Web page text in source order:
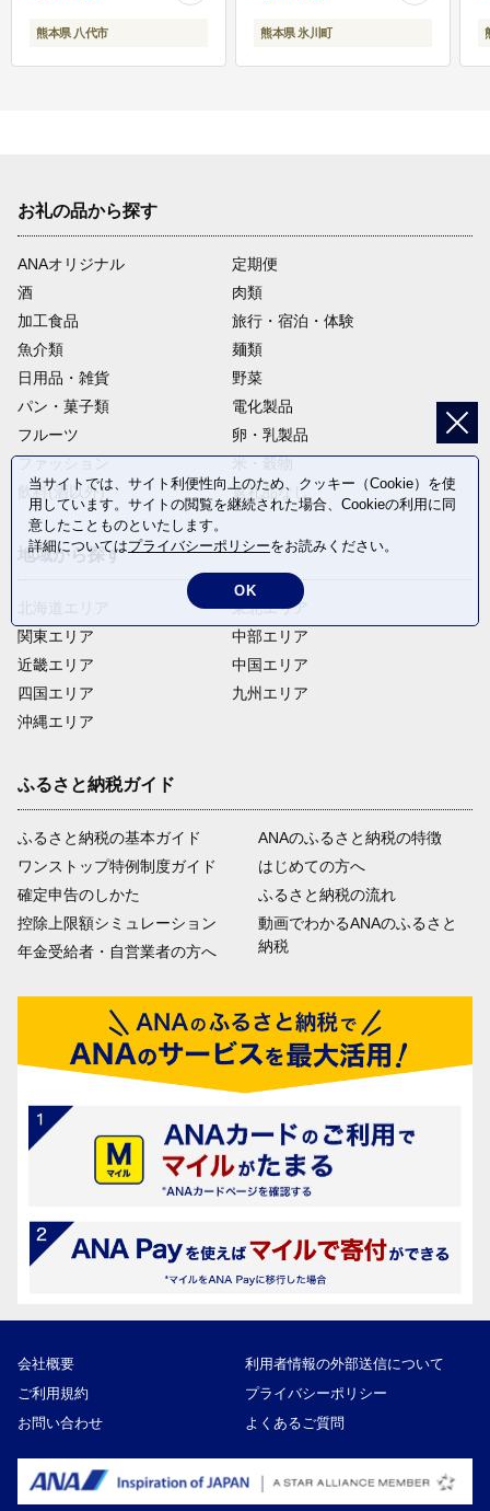
熊本県 八代市 熊本県 氷川町
お礼の品から探す
ANAオリジナル
定期便
酒
肉類
加工食品
旅行・宿泊・体験
魚介類
麺類
日用品・雑貨
野菜
パン・菓子類
電化製品
フルーツ
卵・乳製品
飲料(酒以外)
返礼品なし
地域から探す
関東エリア
近畿エリア
四国エリア
沖縄エリア
東北エリア
中部エリア
中国エリア
九州エリア
ふるさと納税ガイド
ふるさと納税の基本ガイド
ワンストップ特例制度ガイド
確定申告のしかた
控除上限額シミュレーション
年金受給者・自営業者の方へ
ANAのふるさと納税の特徴
はじめての方へ
ふるさと納税の流れ
動画でわかるANAのふるさと
納税
会社概要
利用者情報の外部送信について
ご利用規約
プライバシーポリシー
お問い合わせ
よくあるご質問
当サイトでは、サイト利便性向上のため、クッキー（Cookie）を使
用しています。サイトの閲覧を継続された場合、Cookieの利用に同
意したことものといたします。
詳細についてはプライバシーポリシーをお読みください。
OK